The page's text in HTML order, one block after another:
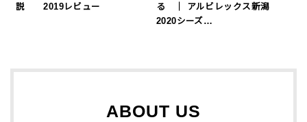
説 2019レビュー
る ｜ アルビレックス新潟
2020シーズ…
ABOUT US